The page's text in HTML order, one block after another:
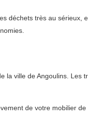
déchets très au
ville de Angoulins.
de votre mobilier